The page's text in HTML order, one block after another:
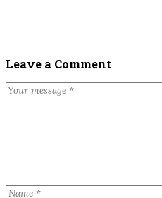
Leave a Comment